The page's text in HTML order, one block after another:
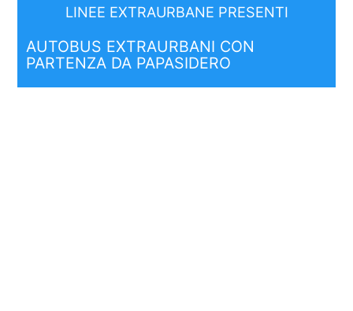
LINEE EXTRAURBANE PRESENTI
AUTOBUS EXTRAURBANI CON
PARTENZA DA PAPASIDERO